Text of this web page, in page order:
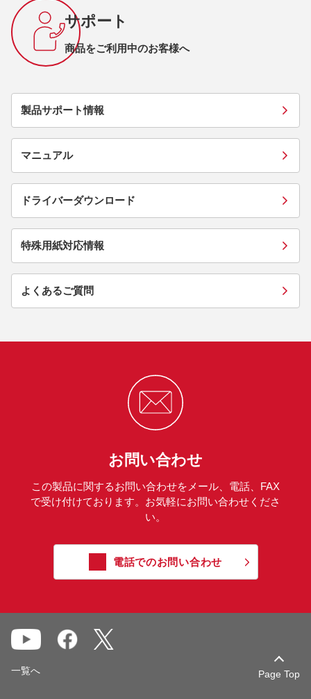
サポート
商品をご利用中のお客様へ
製品サポート情報
マニュアル
ドライバーダウンロード
特殊用紙対応情報
よくあるご質問
お問い合わせ
この製品に関するお問い合わせをメール、電話、FAX
で受け付けております。お気軽にお問い合わせくださ
い。
電話でのお問い合わせ
Page Top
一覧へ